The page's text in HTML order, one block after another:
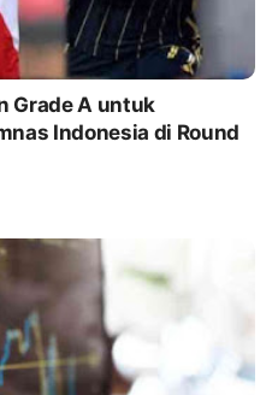
Grade A untuk
Indonesia di Round